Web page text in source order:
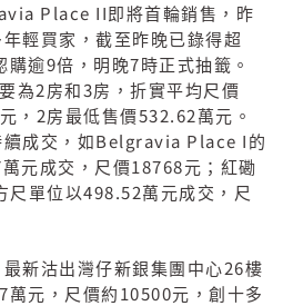
Place II 即將首輪銷售，昨
輕買家，截至昨晚已錄得超
購逾9倍，明晚7 時正式抽籤。
為2 房和 3房，折實平均尺價
元， 2房最低售價532.62 萬元。
成交，如 Belgravia Place I 的
萬元成交，尺價18768元；紅磡
尺單位以498.52萬元成交，尺
新沽出灣仔新銀集團中心26樓
萬元，尺價約 10500元，創十多